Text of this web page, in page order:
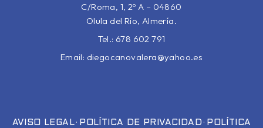
C/Roma, 1, 2º A – 04860
Olula del Río, Almería.
Tel.: 678 602 791
Email: diegocanovalera@yahoo.es
AVISO LEGAL· POLÍTICA DE PRIVACIDAD · POLÍTICA